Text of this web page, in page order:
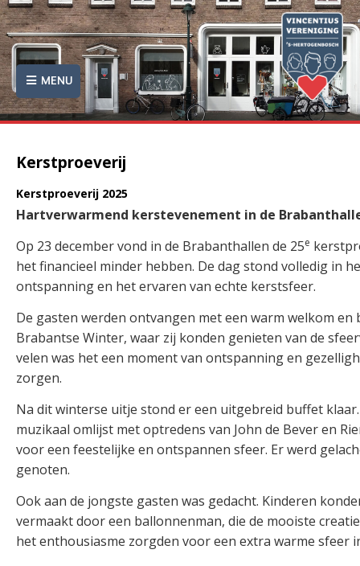
MENU
Kerstproeverij
Kerstproeverij 2025
Hartverwarmend kerstevenement in de
Op 23 december vond in de Brabanthallen de 25e
het financieel minder hebben. De dag stond volledig in
ontspanning en het ervaren van echte kerstsfeer.
De gasten werden ontvangen met een warm welkom
Brabantse Winter, waar zij konden genieten van de
velen was het een moment van ontspanning en
zorgen.
Na dit winterse uitje stond er een uitgebreid buffet
muzikaal omlijst met optredens van John de Bever en
voor een feestelijke en ontspannen sfeer. Er werd
genoten.
Ook aan de jongste gasten was gedacht. Kinderen
vermaakt door een ballonnenman, die de mooiste
het enthousiasme zorgden voor een extra warme sfeer